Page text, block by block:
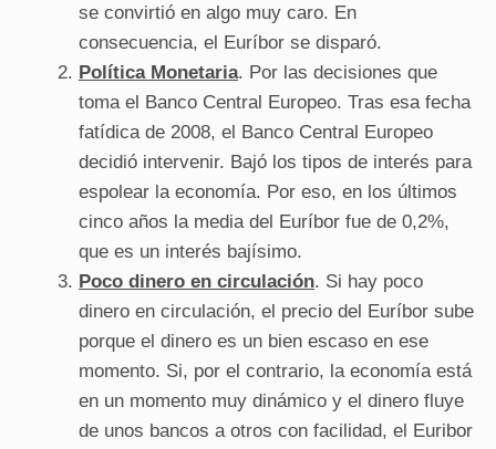
se convirtió en algo muy caro. En
consecuencia, el Euríbor se disparó.
Política Monetaria. Por las decisiones que
toma el Banco Central Europeo. Tras esa fecha
fatídica de 2008, el Banco Central Europeo
decidió intervenir. Bajó los tipos de interés para
espolear la economía. Por eso, en los últimos
cinco años la media del Euríbor fue de 0,2%,
que es un interés bajísimo.
Poco dinero en circulación. Si hay poco
dinero en circulación, el precio del Euríbor sube
porque el dinero es un bien escaso en ese
momento. Si, por el contrario, la economía está
en un momento muy dinámico y el dinero fluye
de unos bancos a otros con facilidad, el Euribor